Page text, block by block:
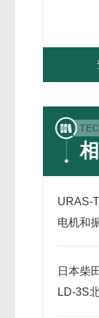
URAS-
电机和
日本柴
LD-3S